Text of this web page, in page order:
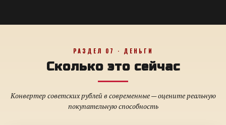
РАЗДЕЛ 07 · ДЕНЬГИ
Сколько это сейчас
Конвертер советских рублей в современные — оцените реальную
покупательную способность